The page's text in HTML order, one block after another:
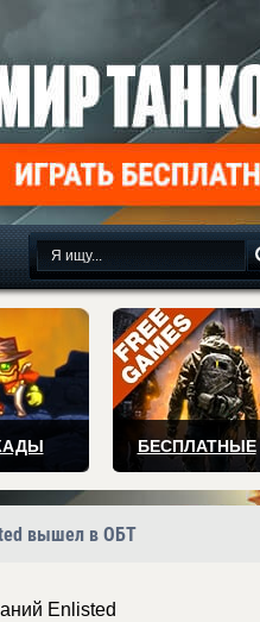
БЕСПЛАТНЫЕ
вышел в ОБТ
Enlisted